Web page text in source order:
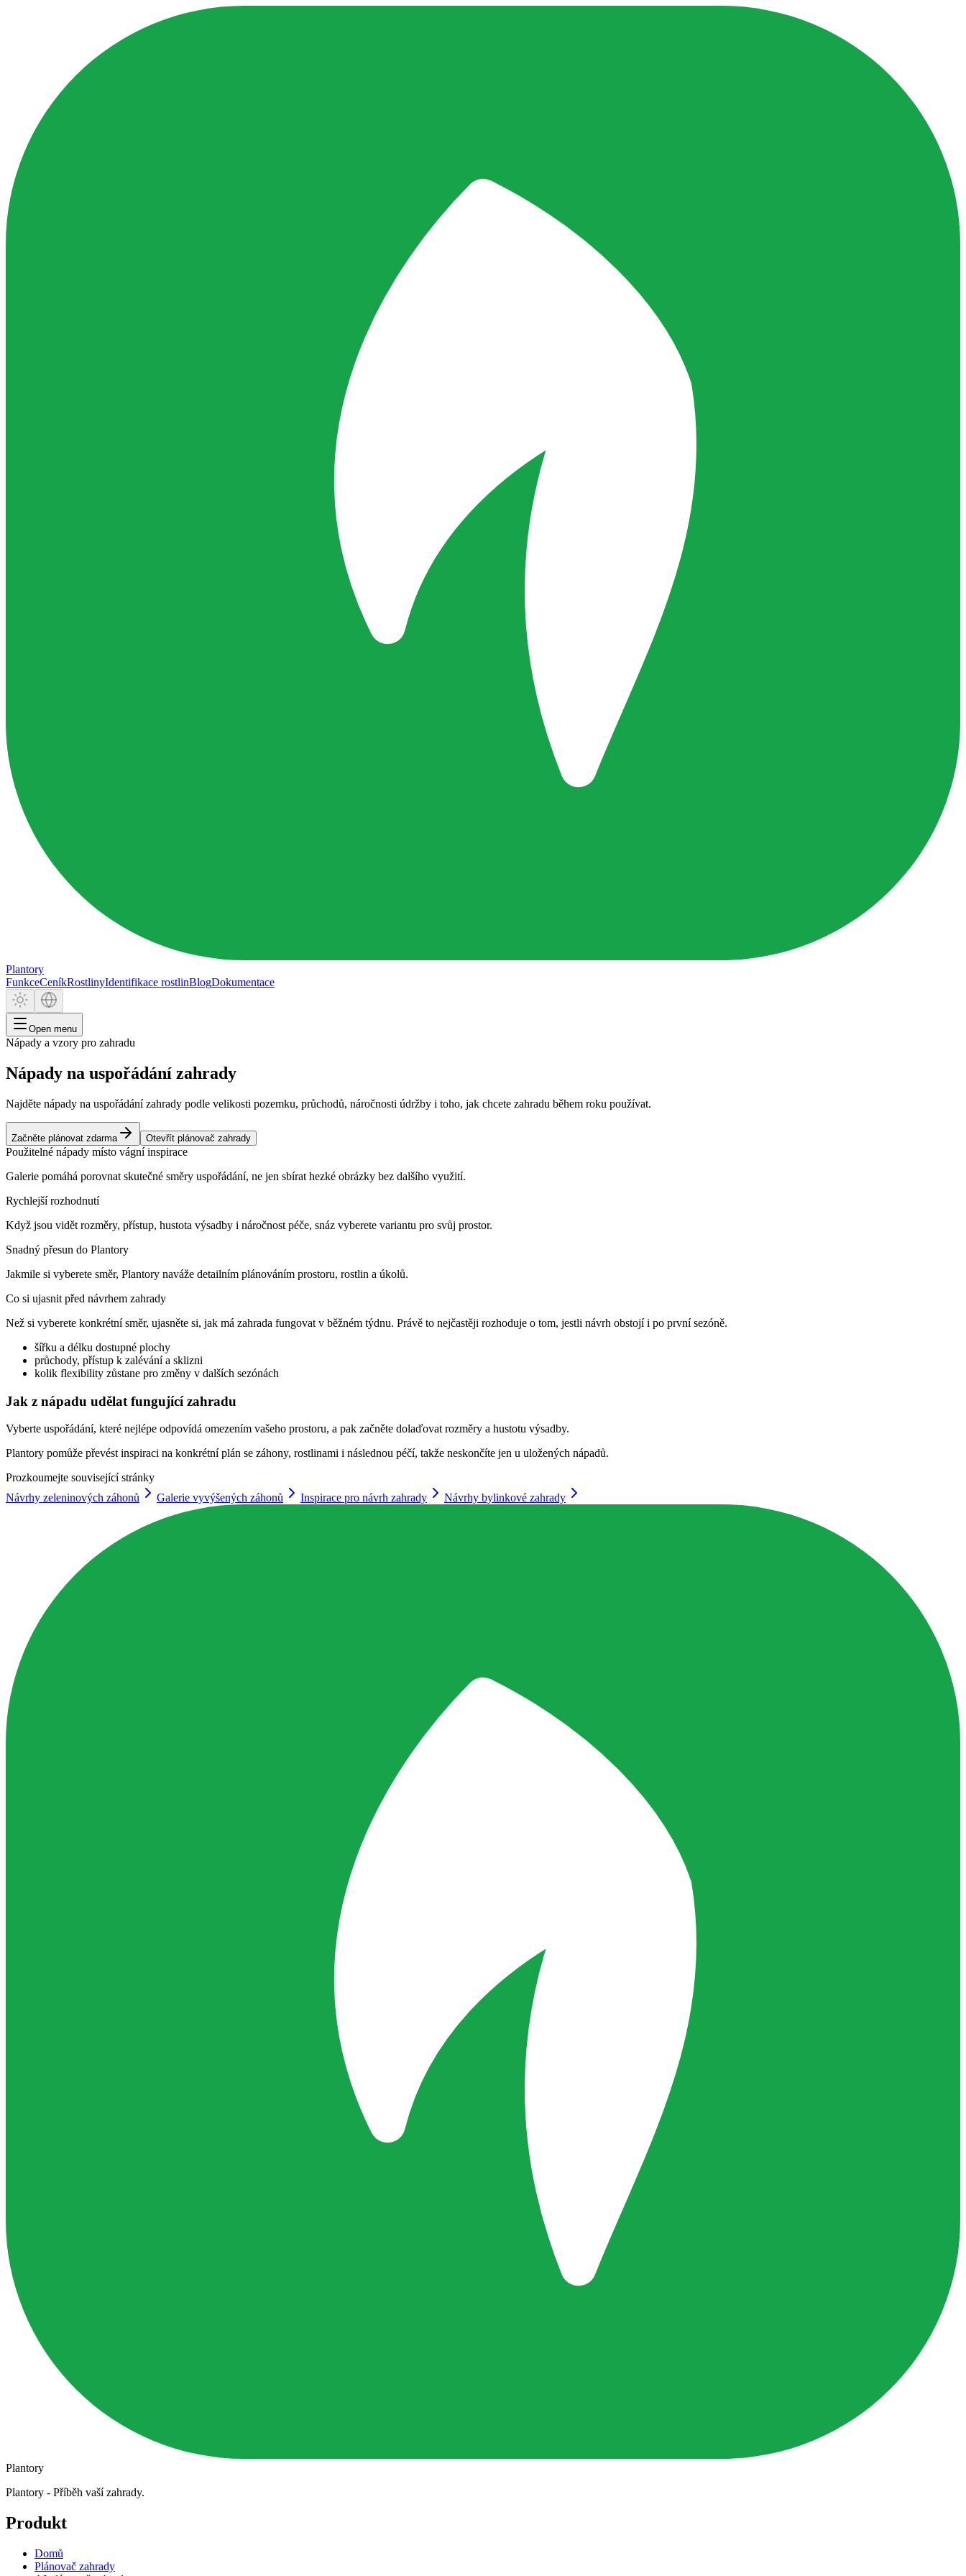
Plantory
FunkceCeníkRostlinyIdentifikace rostlinBlogDokumentace
Open menu
Nápady a vzory pro zahradu
Nápady na uspořádání zahrady
Najděte nápady na uspořádání zahrady podle velikosti pozemku, průchodů, náročnosti údržby i toho, jak chcete zahradu během roku používat.
Začněte plánovat zdarma Otevřít plánovač zahrady
Použitelné nápady místo vágní inspirace
Galerie pomáhá porovnat skutečné směry uspořádání, ne jen sbírat hezké obrázky bez dalšího využití.
Rychlejší rozhodnutí
Když jsou vidět rozměry, přístup, hustota výsadby i náročnost péče, snáz vyberete variantu pro svůj prostor.
Snadný přesun do Plantory
Jakmile si vyberete směr, Plantory naváže detailním plánováním prostoru, rostlin a úkolů.
Co si ujasnit před návrhem zahrady
Než si vyberete konkrétní směr, ujasněte si, jak má zahrada fungovat v běžném týdnu. Právě to nejčastěji rozhoduje o tom, jestli návrh obstojí i po první sezóně.
šířku a délku dostupné plochy
průchody, přístup k zalévání a sklizni
kolik flexibility zůstane pro změny v dalších sezónách
Jak z nápadu udělat fungující zahradu
Vyberte uspořádání, které nejlépe odpovídá omezením vašeho prostoru, a pak začněte dolaďovat rozměry a hustotu výsadby.
Plantory pomůže převést inspiraci na konkrétní plán se záhony, rostlinami i následnou péčí, takže neskončíte jen u uložených nápadů.
Prozkoumejte související stránky
Návrhy zeleninových záhonů
Galerie vyvýšených záhonů Inspirace pro návrh zahrady Návrhy bylinkové zahrady
Plantory
Plantory - Příběh vaší zahrady.
Produkt
Domů
Plánovač zahrady